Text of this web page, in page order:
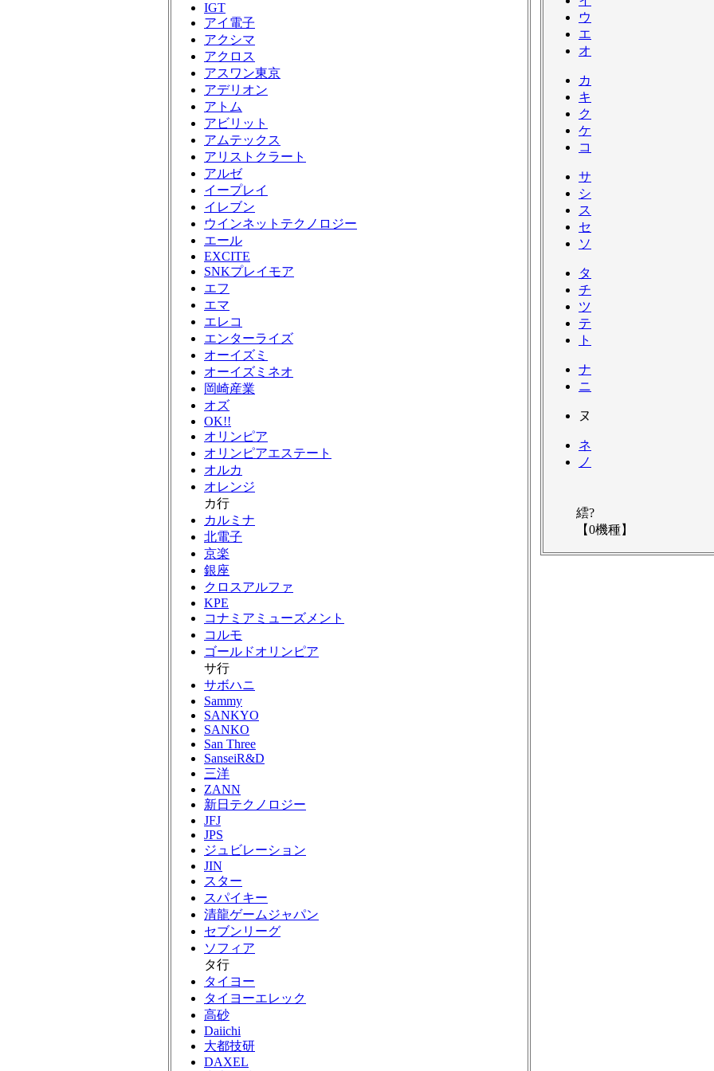
IGT
アイ電子
アクシマ
アクロス
アスワン東京
アデリオン
アトム
アビリット
アムテックス
アリストクラート
アルゼ
イープレイ
イレブン
ウインネットテクノロジー
エール
EXCITE
SNKプレイモア
エフ
エマ
エレコ
エンターライズ
オーイズミ
オーイズミネオ
岡崎産業
オズ
OK!!
オリンピア
オリンピアエステート
オルカ
オレンジ
カ行
カルミナ
北電子
京楽
銀座
クロスアルファ
KPE
コナミアミューズメント
コルモ
ゴールドオリンピア
サ行
サボハニ
Sammy
SANKYO
SANKO
San Three
SanseiR&D
三洋
ZANN
新日テクノロジー
JFJ
JPS
ジュビレーション
JIN
スター
スパイキー
清龍ゲームジャパン
セブンリーグ
ソフィア
タ行
タイヨー
タイヨーエレック
高砂
Daiichi
大都技研
DAXEL
ウ
エ
オ
カ
キ
ク
ケ
コ
サ
シ
ス
セ
ソ
タ
チ
ツ
テ
ト
ナ
ニ
ヌ
ネ
ノ
繧?
【0機種】